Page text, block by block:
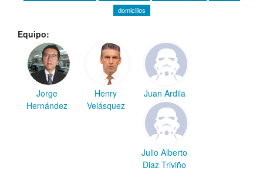
domicilios
Equipo:
Jorge
Hernández
Henry
Velásquez
Juan Ardila
Julio Alberto
Diaz Triviño